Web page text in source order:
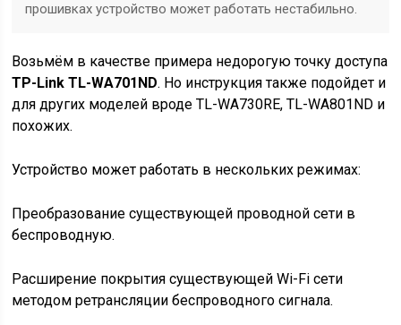
прошивках устройство может работать нестабильно.
Возьмём в качестве примера недорогую точку доступа
TP-Link TL-WA701ND. Но инструкция также подойдет и
для других моделей вроде TL-WA730RE, TL-WA801ND и
похожих.
Устройство может работать в нескольких режимах:
Преобразование существующей проводной сети в
беспроводную.
Расширение покрытия существующей Wi-Fi сети
методом ретрансляции беспроводного сигнала.